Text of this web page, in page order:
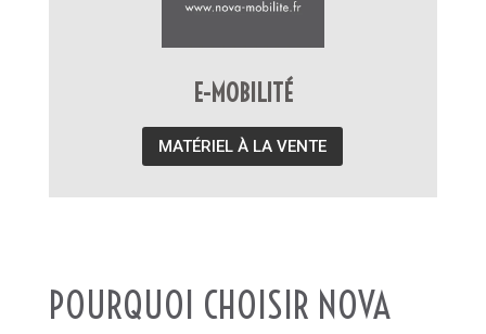
E-MOBILITÉ
MATÉRIEL À LA VENTE
POURQUOI CHOISIR NOVA